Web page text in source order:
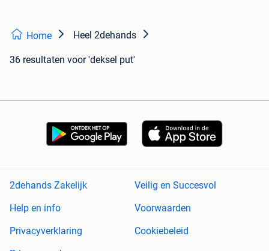
Home Heel 2dehands
36 resultaten voor 'deksel put'
2dehands Zakelijk
Veilig en Succesvol
Help en info
Voorwaarden
Privacyverklaring
Cookiebeleid